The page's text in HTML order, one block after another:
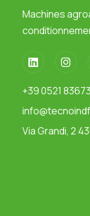
Machines
+39 0521
Via Grandi, 2